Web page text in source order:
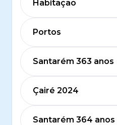
Habitação
Portos
Santarém 363 anos
Çairé 2024
Santarém 364 anos